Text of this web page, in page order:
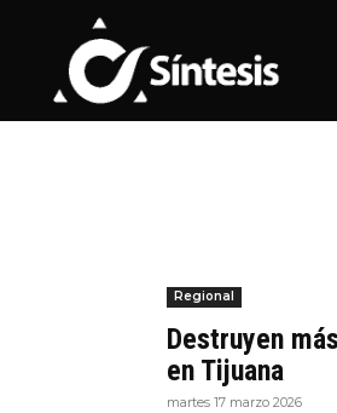
Tag:
Regional
Destruyen
en Tijuana
martes 17 marzo 2026